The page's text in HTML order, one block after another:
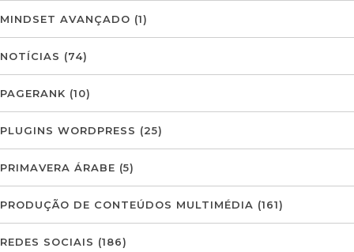
MINDSET AVANÇADO (1)
NOTÍCIAS (74)
PAGERANK (10)
PLUGINS WORDPRESS (25)
PRIMAVERA ÁRABE (5)
PRODUÇÃO DE CONTEÚDOS MULTIMÉDIA (161)
REDES SOCIAIS (186)